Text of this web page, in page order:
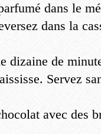
dans le
dans la
dizaine de
Servez
avec des